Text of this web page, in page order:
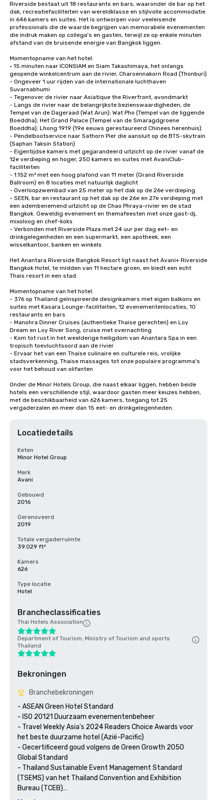
Riverside bestaat uit 18 restaurants en bars, waaronder de bar op het
dak, recreatiefaciliteiten van wereldklasse en stijlvolle accommodatie
in 646 kamers en suites. Het is ontworpen voor veeleisende
professionals die de waarde begrijpen van memorabele evenementen
die indruk maken op collega's en gasten, terwijl ze op enkele minuten
afstand van de bruisende energie van Bangkok liggen.
Momentopname van het hotel:
• 15 minuten naar ICONSIAM en Siam Takashimaya, het onlangs
geopende winkelcentrum aan de rivier, Charoennakorn Road (Thonburi)
- Ongeveer 1 uur rijden van de internationale luchthaven
Suvarnabhumi
- Tegenover de rivier naar Asiatique the Riverfront, avondmarkt
- Langs de rivier naar de belangrijkste bezienswaardigheden, de
Tempel van de Dageraad (Wat Arun); Wat Pho (Tempel van de liggende
Boeddha); Het Grand Palace (Tempel van de Smaragdgroene
Boeddha); Lhong 1919 (19e eeuws gerestaureerd Chinees herenhuis)
- Pendelbootservice naar Sathorn Pier die aansluit op de BTS-skytrain
(Saphan Taksin Station)
- Eigentijdse kamers met gegarandeerd uitzicht op de rivier vanaf de
12e verdieping en hoger, 250 kamers en suites met AvaniClub-
faciliteiten
- 1.152 m² met een hoog plafond van 11 meter (Grand Riverside
Ballroom) en 8 locaties met natuurlijk daglicht
- Overloopzwembad van 25 meter op het dak op de 26e verdieping
- SEEN, bar en restaurant op het dak op de 26e en 27e verdieping met
een adembenemend uitzicht op de Chao Phraya-rivier en de stad
Bangkok. Geweldig evenement en themafeesten met onze gast-dj,
mixoloog en chef-koks
- Verbonden met Riverside Plaza met 24 uur per dag eet- en
drinkgelegenheden en een supermarkt, een apotheek, een
wisselkantoor, banken en winkels
Het Anantara Riverside Bangkok Resort ligt naast het Avani+ Riverside
Bangkok Hotel, te midden van 11 hectare groen, en biedt een echt
Thais resort in een stad.
Momentopname van het hotel:
- 376 op Thailand geïnspireerde designkamers met eigen balkons en
suites met Kasara Lounge-faciliteiten, 12 evenementenlocaties, 10
restaurants en bars
- Manohra Dinner Cruises (authentieke Thaise gerechten) en Loy
Dream en Loy River Song, cruise met overnachting
- Kom tot rust in het weelderige heiligdom van Anantara Spa in een
tropisch toevluchtsoord aan de rivier
- Ervaar het van een Thaise culinaire en culturele reis, vrolijke
stadsverkenning, Thaise massages tot onze populaire programma's
voor het behoud van olifanten
Onder de Minor Hotels Group, die naast elkaar liggen, hebben beide
hotels een verschillende stijl, waardoor gasten meer keuzes hebben,
met de beschikbaarheid van 626 kamers, toegang tot 25
vergaderzalen en meer dan 15 eet- en drinkgelegenheden.
Locatiedetails
Keten
Minor Hotel Group
Merk
Avani
Gebouwd
2016
Gerenoveerd
2019
Totale vergaderruimte
39.029 ft²
Kamers
626
Type locatie
Hotel
Brancheclassificaties
Thai Hotels Association
Department of Tourism, Ministry of Tourism and sports
Thailand
Bekroningen
Branchebekroningen
- ASEAN Green Hotel Standard
- ISO 20121 Duurzaam evenementenbeheer
- Travel Weekly Asia's 2024 Readers Choice Awards voor
het beste duurzame hotel (Azië-Pacific)
- Gecertificeerd goud volgens de Green Growth 2050
Global Standard
- Thailand Sustainable Event Management Standard
(TSEMS) van het Thailand Convention and Exhibition
Bureau (TCEB)
- ASEAN MICE Venue Standard (AMVS) van het Thailand